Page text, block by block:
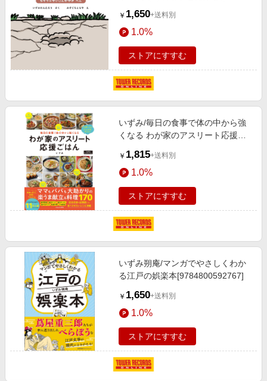
￥ 1,650+送料別
1.0%
ストアにすすむ
いずみ/毎日の食事で体の中から強
くなる わが家のアスリート応援ご
Collection[9784046079961]
￥ 1,815+送料別
1.0%
ストアにすすむ
いずみ朔庵/マンガでやさしくわか
る江戸の娯楽本[9784800592767]
￥ 1,650+送料別
1.0%
ストアにすすむ